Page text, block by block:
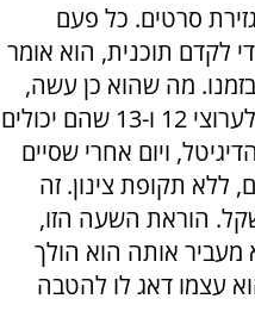
סרטים. כל פעם
לקדם תוכנית, הוא אומר
מה שהוא כן עשה,
זה להאריך את הוראת השעה לערוצי 12 ו-13 שהם יכולים
ויום אחרי שסיים
ללא תקופת צינון. זה
ל-40 מיליון שקל. הוראת השעה הזו,
מעביר אותה הוא הולך
13, אחרי שהוא עצמו דאג לו להטבה